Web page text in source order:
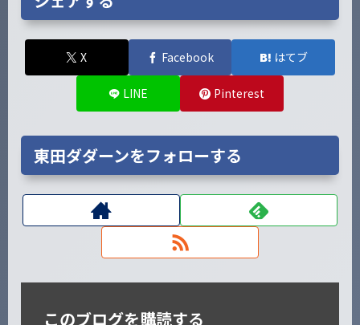
X Facebook はてブ
LINE Pinterest
東田ダダーンをフォローする
このブログを購読する